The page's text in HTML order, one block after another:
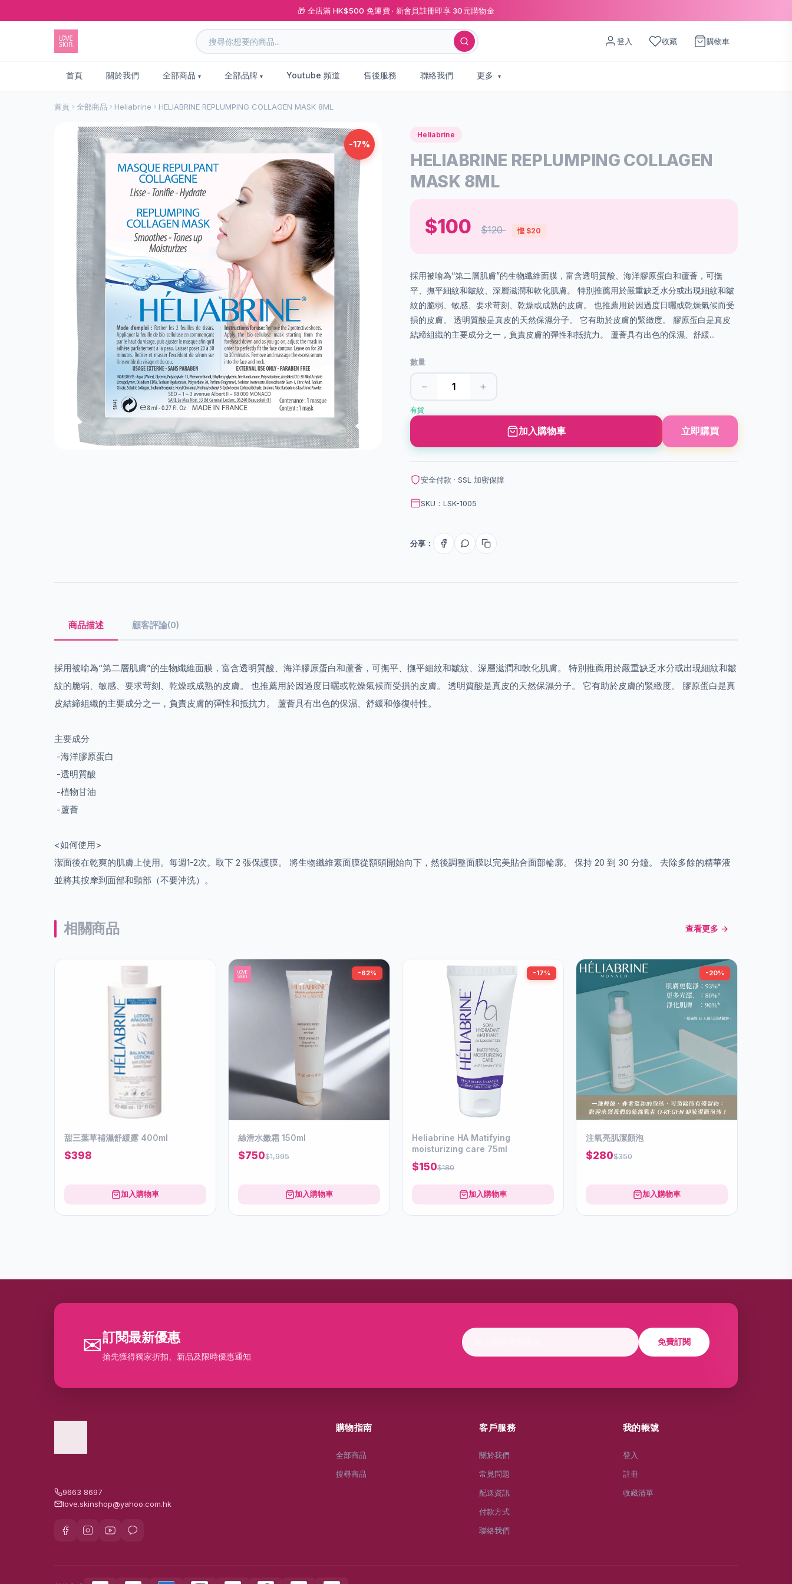
🎁 全店滿 HK$500 免運費 · 新會員註冊即享 30元購物金
登入 收藏 購物車
首頁 關於我們 全部商品 全部品牌 Youtube 頻道 售後服務 聯絡我們 更多
首頁 全部商品 Heliabrine HELIABRINE REPLUMPING COLLAGEN MASK 8ML
-17%
Heliabrine
HELIABRINE REPLUMPING COLLAGEN
MASK 8ML
$100 $120 慳 $20
採用被喻為“第二層肌膚”的生物纖維面膜，富含透明質酸、海洋膠原蛋白和蘆薈，可撫
平、撫平細紋和皺紋、深層滋潤和軟化肌膚。 特別推薦用於嚴重缺乏水分或出現細紋和皺
紋的脆弱、敏感、要求苛刻、乾燥或成熟的皮膚。 也推薦用於因過度日曬或乾燥氣候而受
損的皮膚。 透明質酸是真皮的天然保濕分子。 它有助於皮膚的緊緻度。 膠原蛋白是真皮
結締組織的主要成分之一，負責皮膚的彈性和抵抗力。 蘆薈具有出色的保濕、舒緩...
數量
− +
有貨
加入購物車 立即購買
安全付款 · SSL 加密保障
SKU：LSK-1005
分享：
商品描述 顧客評論(0)
採用被喻為“第二層肌膚”的生物纖維面膜，富含透明質酸、海洋膠原蛋白和蘆薈，可撫平、撫平細紋和皺紋、深層滋潤和軟化肌膚。 特別推薦用於嚴重缺乏水分或出現細紋和皺
紋的脆弱、敏感、要求苛刻、乾燥或成熟的皮膚。 也推薦用於因過度日曬或乾燥氣候而受損的皮膚。 透明質酸是真皮的天然保濕分子。 它有助於皮膚的緊緻度。 膠原蛋白是真
皮結締組織的主要成分之一，負責皮膚的彈性和抵抗力。 蘆薈具有出色的保濕、舒緩和修復特性。
主要成分
-海洋膠原蛋白
-透明質酸
-植物甘油
-蘆薈
<如何使用>
潔面後在乾爽的肌膚上使用。每週1-2次。取下 2 張保護膜。 將生物纖維素面膜從額頭開始向下，然後調整面膜以完美貼合面部輪廓。 保持 20 到 30 分鐘。 去除多餘的精華液
並將其按摩到面部和頸部（不要沖洗）。
相關商品 查看更多 →
甜三葉草補濕舒緩露 400ml
$398
加入購物車
-62%
絲滑水嫩霜 150ml
$750$1,995
加入購物車
-17%
Heliabrine HA Matifying
moisturizing care 75ml
$150$180
加入購物車
-20%
注氧亮肌潔顏泡
$280$350
加入購物車
✉訂閱最新優惠
搶先獲得獨家折扣、新品及限時優惠通知
免費訂閱
9663 8697
love.skinshop@yahoo.com.hk
購物指南
全部商品
搜尋商品
客戶服務
關於我們
常見問題
配送資訊
付款方式
聯絡我們
我的帳號
登入
註冊
收藏清單